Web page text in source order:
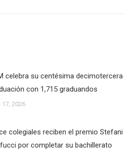
celebra su centésima decimotercera
con 1,715 graduandos
17, 2026
colegiales reciben el premio Stefani
por completar su bachillerato